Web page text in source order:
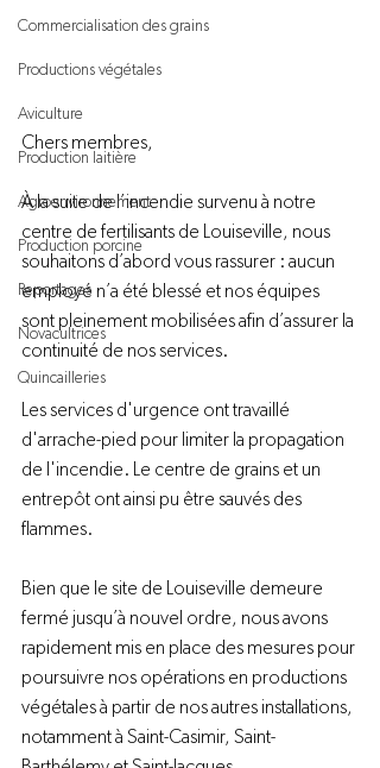
Commercialisation des grains
Productions végétales
Aviculture
Production laitière
Agroenvironnement
Production porcine
Reportages
Novacultrices
Quincailleries
Chers membres,
À la suite de l’incendie survenu à notre
centre de fertilisants de Louiseville, nous
souhaitons d’abord vous rassurer : aucun
employé n’a été blessé et nos équipes
sont pleinement mobilisées afin d’assurer la
continuité de nos services.
Les services d'urgence ont travaillé
d'arrache-pied pour limiter la propagation
de l'incendie. Le centre de grains et un
entrepôt ont ainsi pu être sauvés des
flammes.
Bien que le site de Louiseville demeure
fermé jusqu’à nouvel ordre, nous avons
rapidement mis en place des mesures pour
poursuivre nos opérations en productions
végétales à partir de nos autres installations,
notamment à Saint-Casimir, Saint-